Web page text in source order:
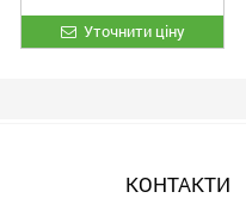
Уточнити ціну
КОНТАКТИ